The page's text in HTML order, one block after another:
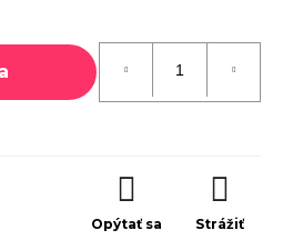
Opýtať sa Strážiť